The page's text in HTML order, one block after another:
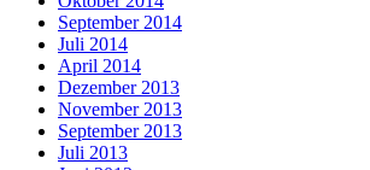
September 2014
Juli 2014
April 2014
Dezember 2013
November 2013
September 2013
Juli 2013